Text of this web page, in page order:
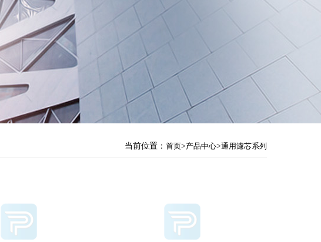
当前位置： 首页>产品中心>通用濾芯系列